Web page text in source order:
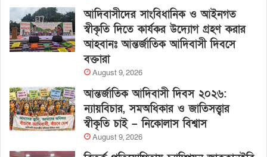
আদিবাসীদের সাংবিধানিক ও আইনগত
স্বীকৃতি দিতে কার্যকর উদ্যোগ গ্রহণ করার
আহবানঃ আন্তর্জাতিক আদিবাসী দিবসে
বক্তারা
August 9, 2026
আন্তর্জাতিক আদিবাসী দিবস ২০২৬:
ন্যায়বিচার, সমঅধিকার ও জাতিসত্ত্বার
স্বীকৃতি চাই – নিকোলাস বিশ্বাস
August 9, 2026